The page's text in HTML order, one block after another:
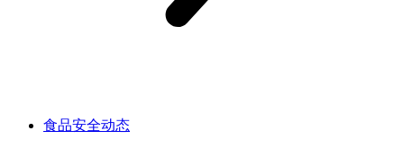
食品安全动态